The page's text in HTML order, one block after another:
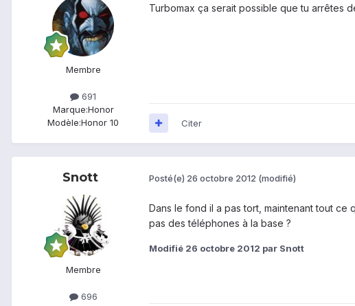
Membre
691
Marque:Honor
Modèle:Honor 10
Turbomax ça serait possible que tu arrêtes
Citer
Snott
Membre
696
Posté(e) 26 octobre 2012 (modifié)
Dans le fond il a pas tort, maintenant tout
pas des téléphones à la base ?
Modifié 26 octobre 2012 par Snott